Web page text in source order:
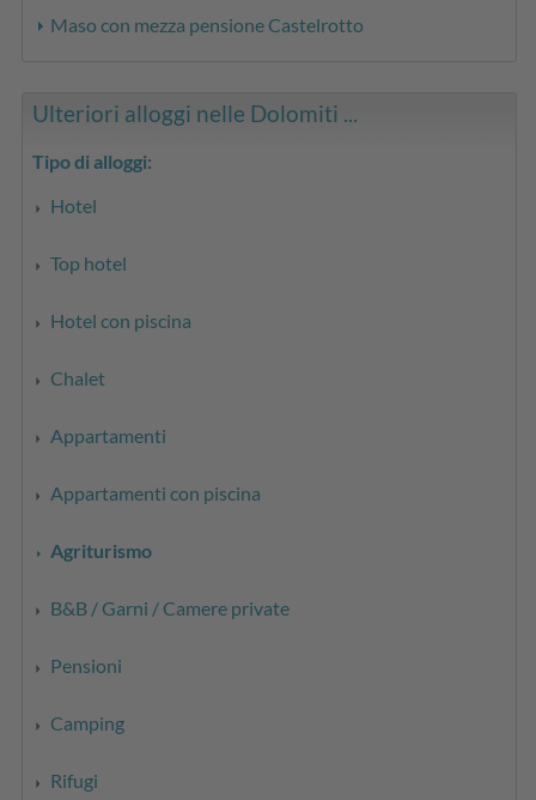
Maso con mezza pensione Castelrotto
Ulteriori alloggi nelle Dolomiti ...
Tipo di alloggi:
Hotel
Top hotel
Hotel con piscina
Chalet
Appartamenti
Appartamenti con piscina
Agriturismo
B&B / Garni / Camere private
Pensioni
Camping
Rifugi